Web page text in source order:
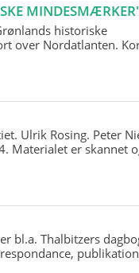
historiske
over Nordatlanten.
Ulrik Rosing. Peter
Materialet er skannet
bl.a. Thalbitzers